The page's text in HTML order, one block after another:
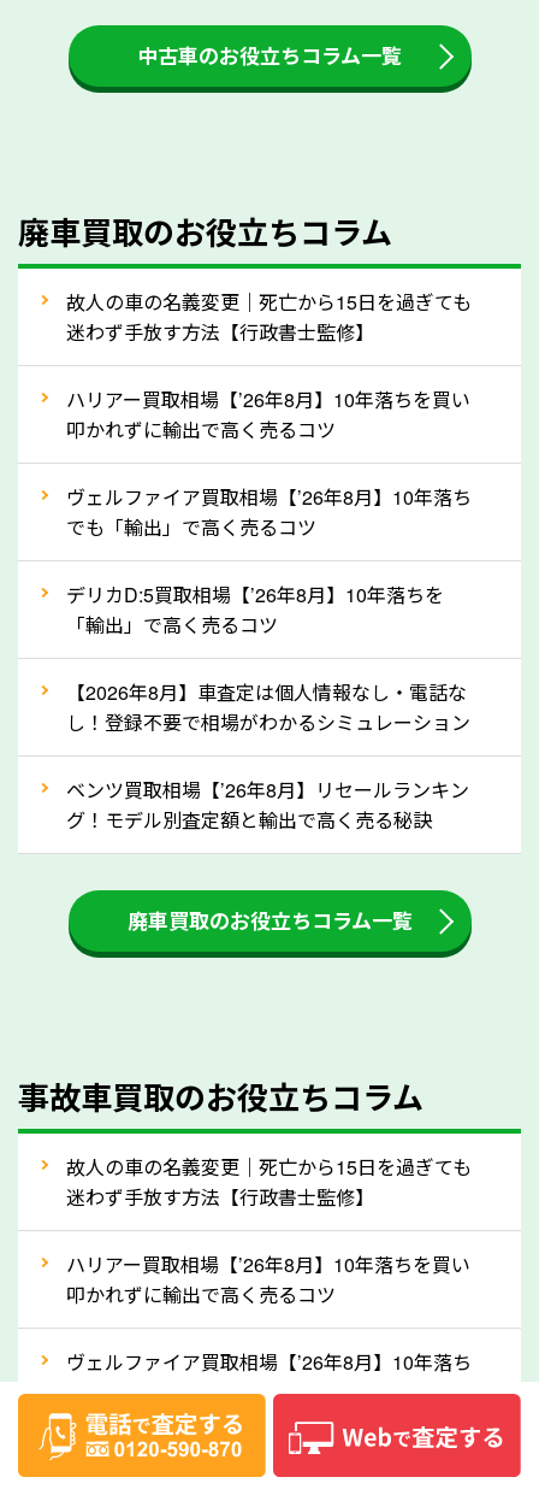
付金をお客様に返還しない業者もあります。廃車査定
をする際には、自動車税の還付金の返還があるかどう
かを確認するようにしてください。岡山県のソコカラ
人気の車種は廃車の状態でも、高価買取が可能です。
産車は高く買取が可能です。「廃車＝買取できない」
なら廃車の車も適正価格で買取できます。他社で買取
拒否となった車も価格がつく可能性があるので、諦め
ずに岡山県の「ソコカラ」にご相談ください。古い車
でも高価買取が可能なケースは珍しくないため、まず
はWebで簡単にできる無料査定をお試しください。
実績」で確認できます。
⑤車内の簡単な清掃で買取価格アップも！
しばらく乗っていない車は、車内のシートや座席の下
が汚れていることも多いです。シミや汚れが付着して
す。車内の汚れは簡単な清掃だけで取り除けることも
多いため、査定前にチェックして、清掃をしておくの
大きな汚れがない限り必要はありません。査定に影響
するケースは少ないため、そのままお持ちいただいて
あるため、まずは岡山県のソコカラへ車の状態につい
てお気軽にご相談ください。
⑥車の需要が高まるタイミングで売るのも
高価買取のポイント！
買取依頼をするのもポイントです。車にも需要の高い
めになる可能性もあります。逆に需要が高い時期であ
れば、高い価格でも買取やすくなります。一般的に新
生活に向けた準備を始める1〜3月ごろは、中古車の
需要が高いです。また、転職者が多い9〜10月ごろ
中古車のお役立ちコラム一覧
廃車買取のお役立ちコラム
故人の車の名義変更｜死亡から15日を過ぎても
迷わず手放す方法【行政書士監修】
ハリアー買取相場【’26年8月】10年落ちを買い
叩かれずに輸出で高く売るコツ
ヴェルファイア買取相場【’26年8月】10年落ち
でも「輸出」で高く売るコツ
デリカD:5買取相場【’26年8月】10年落ちを
「輸出」で高く売るコツ
【2026年8月】車査定は個人情報なし・電話な
し！登録不要で相場がわかるシミュレーション
ベンツ買取相場【’26年8月】リセールランキン
グ！モデル別査定額と輸出で高く売る秘訣
廃車買取のお役立ちコラム一覧
事故車買取のお役立ちコラム
故人の車の名義変更｜死亡から15日を過ぎても
迷わず手放す方法【行政書士監修】
ハリアー買取相場【’26年8月】10年落ちを買い
叩かれずに輸出で高く売るコツ
ヴェルファイア買取相場【’26年8月】10年落ち
でも「輸出」で高く売るコツ
デリカD:5買取相場【’26年8月】10年落ちを